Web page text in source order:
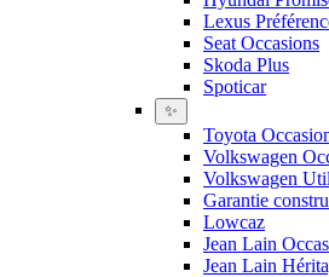
Lexus
Seat Occasions
Skoda Plus
Spoticar
✨
Toyota
Volkswagen
Volkswagen
Garantie
Lowcaz
Jean Lain
Jean Lain